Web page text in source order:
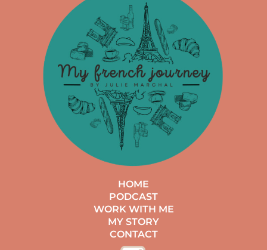
HOME
PODCAST
WORK WITH ME
MY STORY
CONTACT